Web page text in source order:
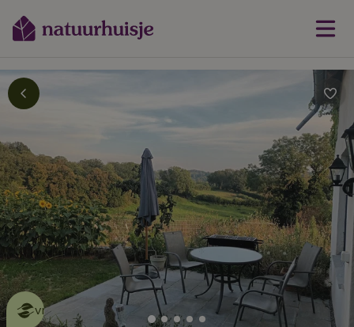
Dit natuurhuisje is eco-
vriendelijk
lees meer